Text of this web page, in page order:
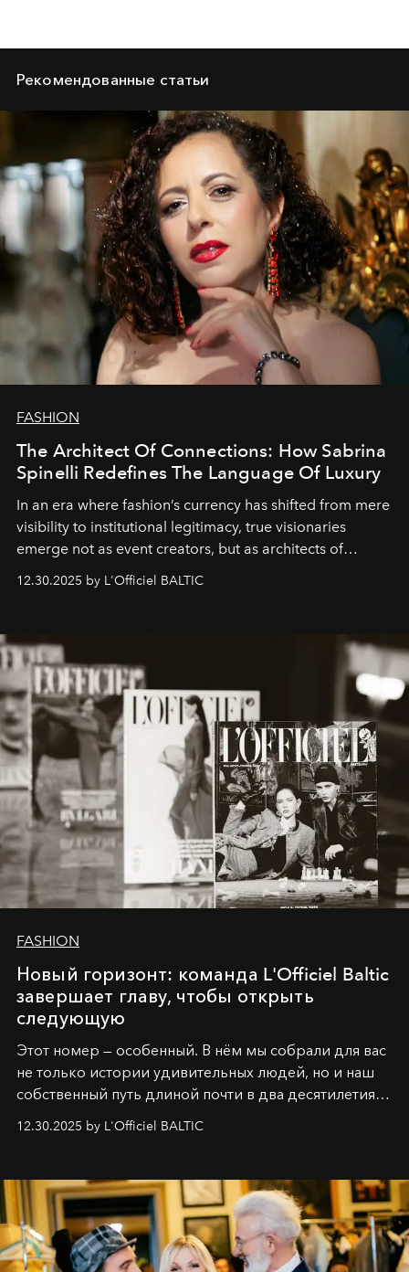
Рекомендованные статьи
FASHION
The Architect Of Connections: How Sabrina
Spinelli Redefines The Language Of Luxury
In an era where fashion’s currency has shifted from mere
visibility to institutional legitimacy, true visionaries
emerge not as event creators, but as architects of
ecosystems.
Sabrina Spinelli
brand strategist with three decades of mastery in luxury,
framework where creativity, commerce, and culture
converge with surgical precision.
12.30.2025 by L'Officiel BALTIC
FASHION
Новый горизонт: команда L'Officiel Baltic
завершает главу, чтобы открыть
следующую
Этот номер — особенный. В нём мы собрали для вас
не только истории удивительных людей, но и наш
собственный путь длиной почти в два десятилетия.
Вместо привычного подведения итогов мы от всей
души говорим спасибо каждому, кто был с нами все
самыми искренними пожеланиями и теплом, ваша
командаL’Officiel Baltic .
12.30.2025 by L'Officiel BALTIC